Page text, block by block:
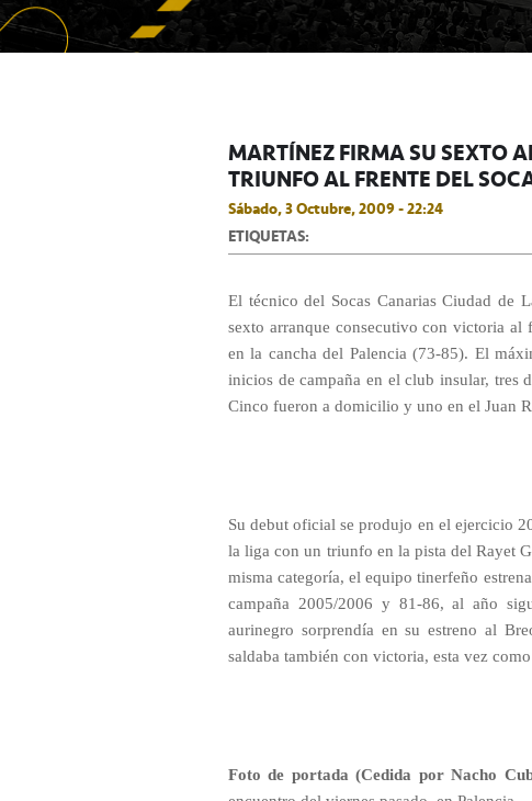
MARTÍNEZ FIRMA SU SEXTO
TRIUNFO AL FRENTE DEL
Sábado, 3 Octubre, 2009 - 22:24
ETIQUETAS:
El técnico del Socas Canarias Ciudad de
sexto arranque consecutivo con victoria
en la cancha del Palencia (73-85). El
inicios de campaña en el club insular, tres
Cinco fueron a domicilio y uno en el Juan
Su debut oficial se produjo en el ejercicio
la liga con un triunfo en la pista del Rayet
misma categoría, el equipo tinerfeño
campaña 2005/2006 y 81-86, al año
aurinegro sorprendía en su estreno al
saldaba también con victoria, esta vez
Foto de portada (Cedida por Nacho